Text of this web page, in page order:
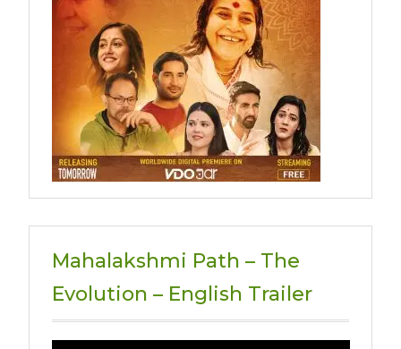
Mahalakshmi Path – The
Evolution – English Trailer